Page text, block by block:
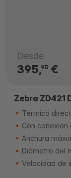
Desde
395,95€
Zebra ZD421
Térmico
Con conexión
Anchura
Diámetro del
Velocidad de